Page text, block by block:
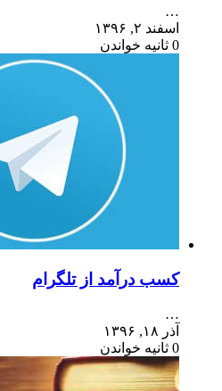
…
اسفند ۲, ۱۳۹۶
0 ثانیه خواندن
کسب درآمد از تلگرام
…
آذر ۱۸, ۱۳۹۶
0 ثانیه خواندن